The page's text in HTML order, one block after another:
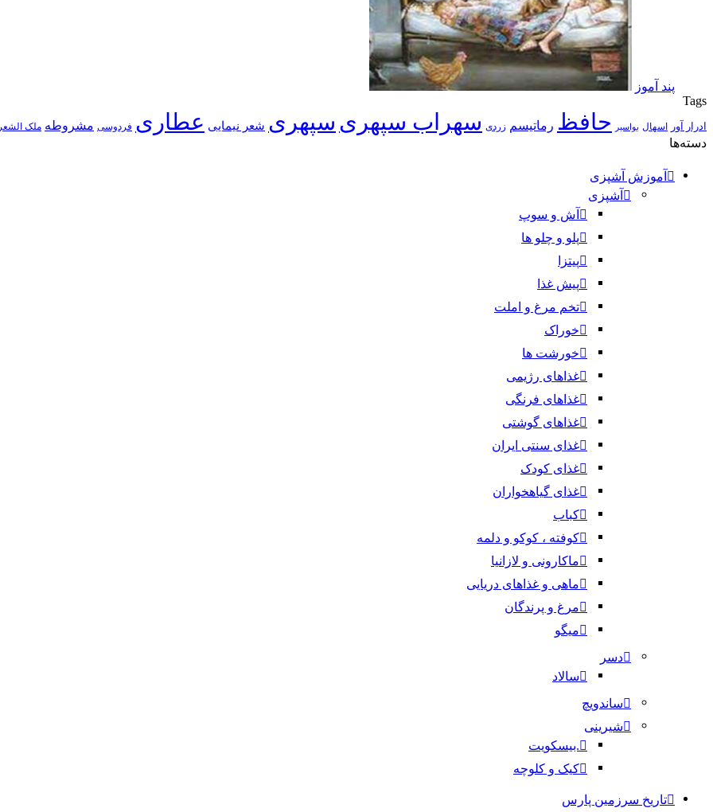
پند آموز
Tags
ادرار آور اسهال بواسیر حافظ رماتیسم زردی سهراب سپهری سپهری شعر نیمایی عطاری فردوسی مشروطه ملک
دسته‌ها
آموزش آشپزی
آشپزی
آش و سوپ
پلو و چلو ها
پیتزا
پیش غذا
تخم مرغ و املت
خوراک
خورشت ها
غذاهای رژیمی
غذاهای فرنگی
غذاهای گوشتی
غذای سنتی ایران
غذای کودک
غذای گیاهخواران
کباب
کوفته ، کوکو و دلمه
ماکارونی و لازانیا
ماهی و غذاهای دریایی
مرغ و پرندگان
میگو
دسر
سالاد
ساندویچ
شیرینی
.بیسکویت
کیک و کلوچه
تاریخ سرزمین پارس